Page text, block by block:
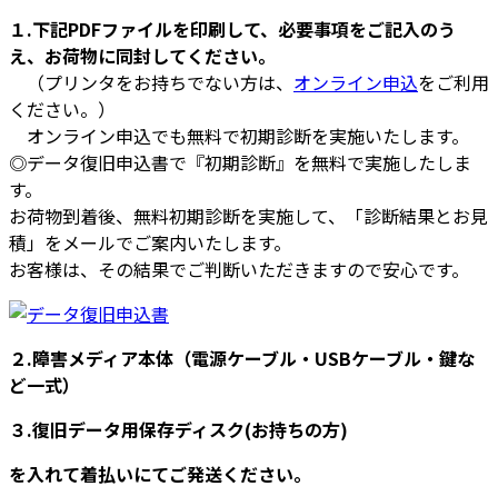
１.下記PDFファイルを印刷して、必要事項をご記入のう
え、お荷物に同封してください。
（プリンタをお持ちでない方は、 オンライン申込をご利用
ください。）
オンライン申込でも無料で初期診断を実施いたします。
◎データ復旧申込書で『初期診断』を無料で実施したしま
す。
お荷物到着後、無料初期診断を実施して、「診断結果とお見
積」をメールでご案内いたします。
お客様は、その結果でご判断いただきますので安心です。
２.障害メディア本体（電源ケーブル・USBケーブル・鍵な
ど一式）
３.復旧データ用保存ディスク(お持ちの方)
を入れて着払いにてご発送ください。